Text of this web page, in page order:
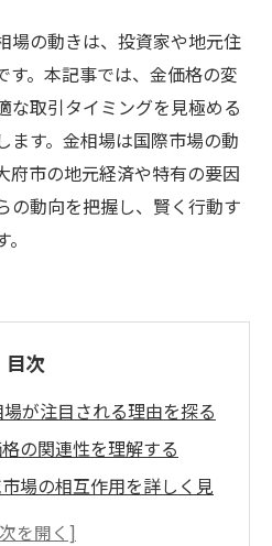
場の動きは、投資家や地元住
す。本記事では、金価格の変
な取引タイミングを見極める
ます。金相場は国際市場の動
府市の地元経済や特有の要因
の動向を把握し、賢く行動す
目次
が注目される理由を探る
の関連性を理解する
場の相互作用を詳しく見